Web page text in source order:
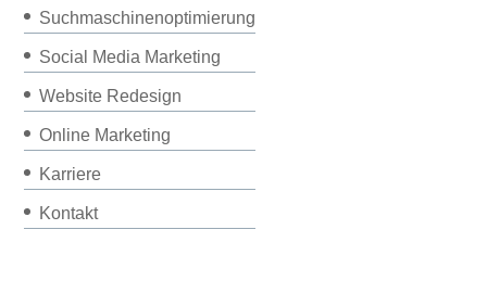
Suchmaschinenoptimierung
Social Media Marketing
Website Redesign
Online Marketing
Karriere
Kontakt